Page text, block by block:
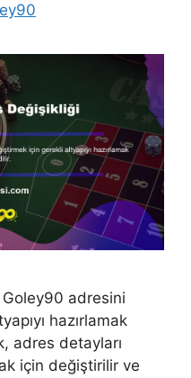
adresini
hazırlamak
adres detayları
için değiştirilir ve